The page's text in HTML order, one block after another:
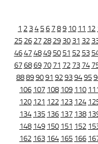
1 2 34 56 789 10 11 12
25 26 27 28 29 30 31 32
46474849 50 51 52 53
676869 70 71 72 73 74
88899091 92939495
106 107 108 109 110
120 121 122 123 124
134 135 136 137 138
148 149 150 151 152
162 163 164 165 166